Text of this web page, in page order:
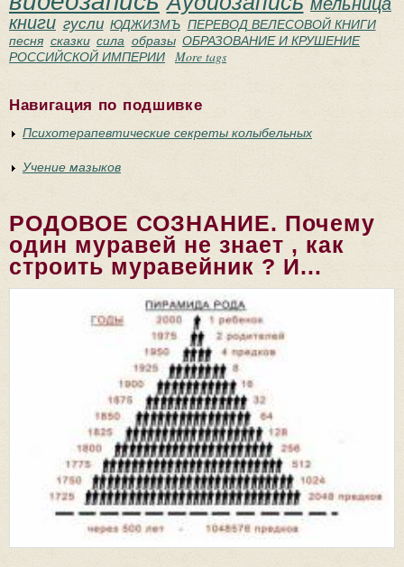
книги гусли ЮДЖИЗМЪ ПЕРЕВОД ВЕЛЕСОВОЙ КНИГИ
песня сказки сила образы ОБРАЗОВАНИЕ И КРУШЕНИЕ
РОССИЙСКОЙ ИМПЕРИИ
More tags
Навигация по подшивке
Психотерапевтические секреты колыбельных
Учение мазыков
РОДОВОЕ СОЗНАНИЕ. Почему
один муравей не знает , как
строить муравейник ? И...